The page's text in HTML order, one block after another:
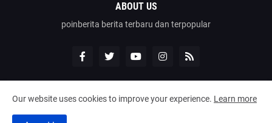
ABOUT US
poinberita berita terbaru dan terpopular
Design by - poinberita
Our website uses cookies to improve your experience. Learn more